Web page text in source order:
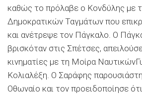
καθώς το πρόλαβε ο Κονδύλης με
∆ημοκρατικών Ταγμάτων που
και ανέτρεψε τον Πάγκαλο. Ο
βρισκόταν στις Σπέτσες,
κινηματίες με τη Μοίρα
Κολιαλέξη. Ο Σαράφης
Οθωναίο και τον προειδοποίησε